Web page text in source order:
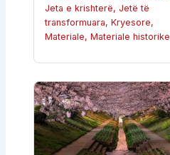
Jeta e krishterë, Jetë të
transformuara, Kryesore,
Materiale, Materiale historike